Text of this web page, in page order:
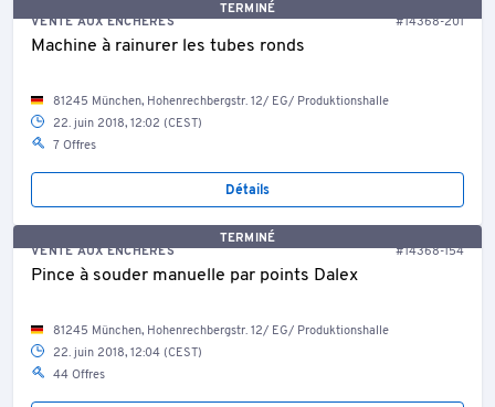
TERMINÉ
VENTE AUX ENCHÈRES
#14368-201
Machine à rainurer les tubes ronds
81245 München, Hohenrechbergstr. 12/ EG/ Produktionshalle
22. juin 2018, 12:02 (CEST)
7 Offres
Détails
TERMINÉ
VENTE AUX ENCHÈRES
#14368-154
Pince à souder manuelle par points Dalex
81245 München, Hohenrechbergstr. 12/ EG/ Produktionshalle
22. juin 2018, 12:04 (CEST)
44 Offres